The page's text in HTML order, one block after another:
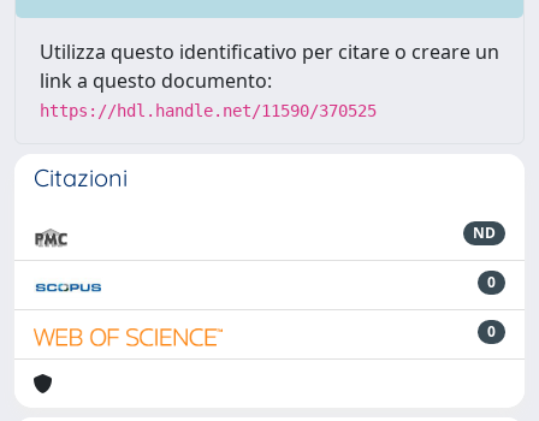
Utilizza questo identificativo per citare o creare un
link a questo documento:
https://hdl.handle.net/11590/370525
Citazioni
ND
0
0